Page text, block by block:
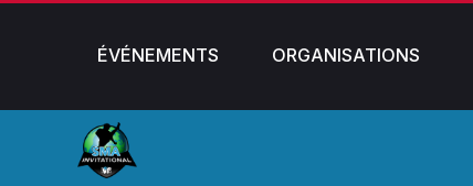
ÉVÉNEMENTS ORGANISATIONS